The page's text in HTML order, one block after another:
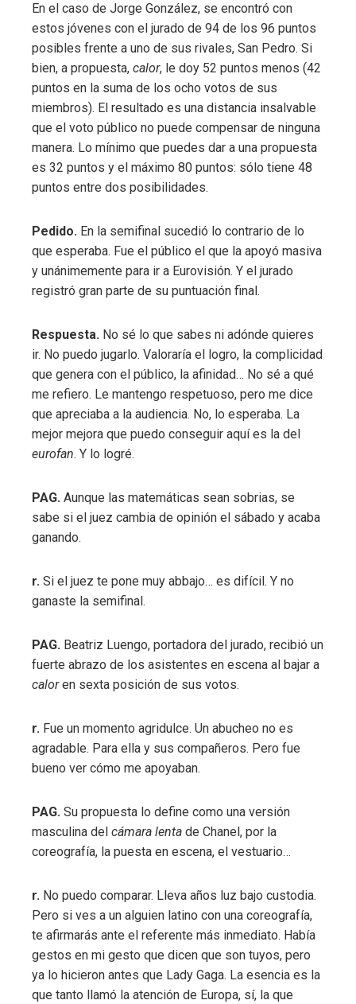
En el caso de Jorge González, se encontró con
estos jóvenes con el jurado de 94 de los 96 puntos
posibles frente a uno de sus rivales, San Pedro. Si
bien, a propuesta, calor, le doy 52 puntos menos (42
puntos en la suma de los ocho votos de sus
miembros). El resultado es una distancia insalvable
que el voto público no puede compensar de ninguna
manera. Lo mínimo que puedes dar a una propuesta
es 32 puntos y el máximo 80 puntos: sólo tiene 48
puntos entre dos posibilidades.
Pedido. En la semifinal sucedió lo contrario de lo
que esperaba. Fue el público el que la apoyó masiva
y unánimemente para ir a Eurovisión. Y el jurado
registró gran parte de su puntuación final.
Respuesta. No sé lo que sabes ni adónde quieres
ir. No puedo jugarlo. Valoraría el logro, la complicidad
que genera con el público, la afinidad… No sé a qué
me refiero. Le mantengo respetuoso, pero me dice
que apreciaba a la audiencia. No, lo esperaba. La
mejor mejora que puedo conseguir aquí es la del
eurofan. Y lo logré.
PAG. Aunque las matemáticas sean sobrias, se
sabe si el juez cambia de opinión el sábado y acaba
ganando.
r. Si el juez te pone muy abbajo… es difícil. Y no
ganaste la semifinal.
PAG. Beatriz Luengo, portadora del jurado, recibió un
fuerte abrazo de los asistentes en escena al bajar a
caloren sexta posición de sus votos.
r. Fue un momento agridulce. Un abucheo no es
agradable. Para ella y sus compañeros. Pero fue
bueno ver cómo me apoyaban.
PAG. Su propuesta lo define como una versión
masculina del cámara lenta de Chanel, por la
coreografía, la puesta en escena, el vestuario…
r. No puedo comparar. Lleva años luz bajo custodia.
Pero si ves a un alguien latino con una coreografía,
te afirmarás ante el referente más inmediato. Había
gestos en mi gesto que dicen que son tuyos, pero
ya lo hicieron antes que Lady Gaga. La esencia es la
que tanto llamó la atención de Europa, sí, la que